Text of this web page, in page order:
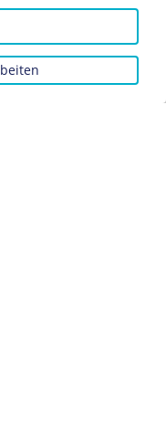
LeMO-Seite: